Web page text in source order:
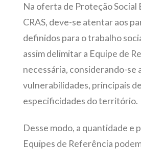
Na oferta de Proteção Social
CRAS, deve-se atentar aos
definidos para o trabalho
assim delimitar a Equipe de
necessária, considerando-se
vulnerabilidades, principais
especificidades do território.
Desse modo, a quantidade e
Equipes de Referência